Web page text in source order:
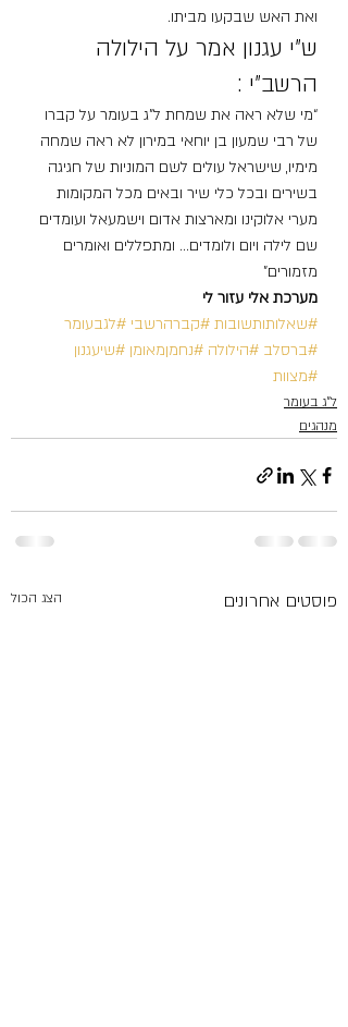
ואת האש שבקעו מביתו.
ש”י עגנון אמר על הילולה
הרשב”י :
“מי שלא ראה את שמחת ל”ג בעומר על קברו
של רבי שמעון בן יוחאי במירון לא ראה שמחה
מימיו, שישראל עולים לשם המוניות של חגיגה
בשירים ובכל כלי שיר ובאים מכל המקומות
מערי אלוקינו ומארצות אדום וישמעאל ועומדים
שם לילה ויום ולומדים… ומתפללים ואומרים
מזמורים”
מערכת אלי עזור לי
#שאלותותשובות #קברהרשבי #לגבעומר
#ברסלב #הילולה #נחמןמאומן #שיעגנון
#מצוות
ל"ג בעומר
מנהגים
פוסטים אחרונים הצג הכול